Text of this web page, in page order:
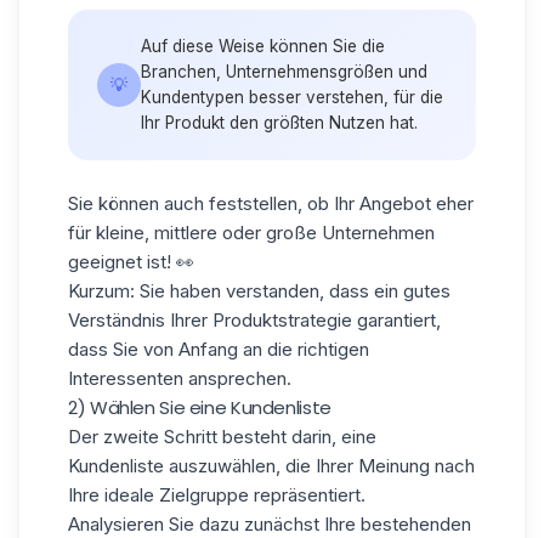
💡
Auf diese Weise können Sie die
Branchen, Unternehmensgrößen und
Kundentypen besser verstehen, für die
Ihr Produkt den größten Nutzen hat.
Sie können auch feststellen, ob Ihr Angebot eher
für kleine, mittlere oder große Unternehmen
geeignet ist! 👀
Kurzum: Sie haben verstanden, dass ein gutes
Verständnis Ihrer Produktstrategie garantiert,
dass Sie von Anfang an die richtigen
Interessenten ansprechen.
2) Wählen Sie eine Kundenliste
Der zweite Schritt besteht darin, eine
Kundenliste auszuwählen, die Ihrer Meinung nach
Ihre ideale Zielgruppe repräsentiert.
Analysieren Sie dazu zunächst Ihre bestehenden